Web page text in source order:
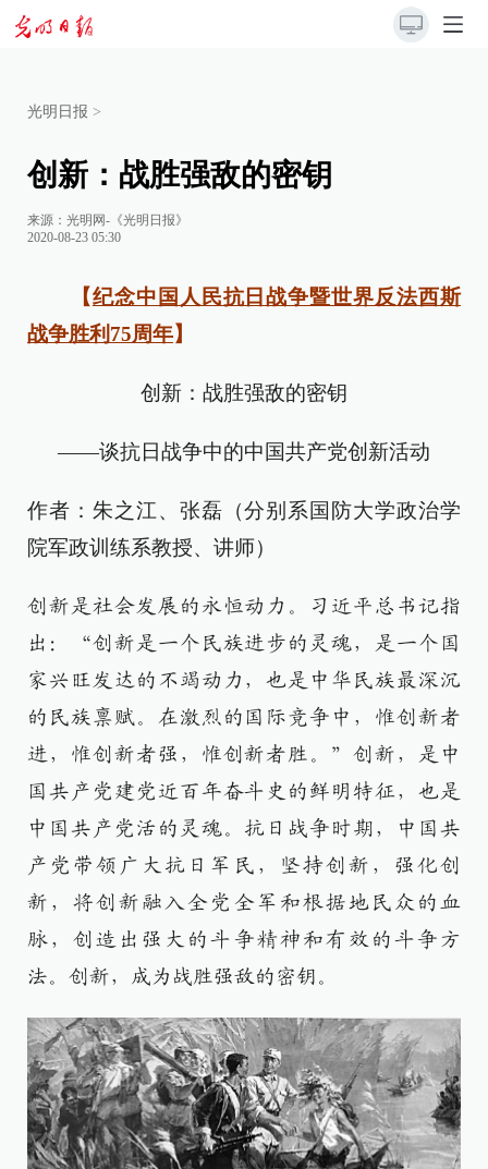
光明日报 >
创新：战胜强敌的密钥
来源： 光明网-《光明日报》
2020-08-23 05:30
【纪念中国人民抗日战争暨世界反法西斯
战争胜利75周年】
创新：战胜强敌的密钥
——谈抗日战争中的中国共产党创新活动
作者：朱之江、张磊（分别系国防大学政治学
院军政训练系教授、讲师）
创新是社会发展的永恒动力。习近平总书记指
出：“创新是一个民族进步的灵魂，是一个国
家兴旺发达的不竭动力，也是中华民族最深沉
的民族禀赋。在激烈的国际竞争中，惟创新者
进，惟创新者强，惟创新者胜。”创新，是中
国共产党建党近百年奋斗史的鲜明特征，也是
中国共产党活的灵魂。抗日战争时期，中国共
产党带领广大抗日军民，坚持创新，强化创
新，将创新融入全党全军和根据地民众的血
脉，创造出强大的斗争精神和有效的斗争方
法。创新，成为战胜强敌的密钥。